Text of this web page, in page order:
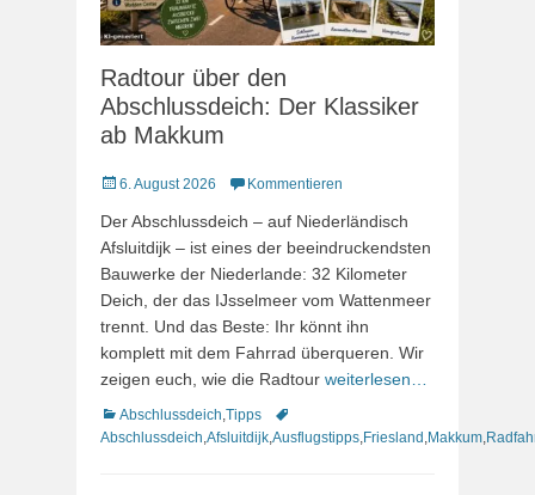
Radtour über den
Abschlussdeich: Der Klassiker
ab Makkum
Veröffentlicht
6. August 2026 Kommentieren
Der Abschlussdeich – auf Niederländisch
Afsluitdijk – ist eines der beeindruckendsten
Bauwerke der Niederlande: 32 Kilometer
Deich, der das IJsselmeer vom Wattenmeer
trennt. Und das Beste: Ihr könnt ihn
komplett mit dem Fahrrad überqueren. Wir
zeigen euch, wie die Radtour weiterlesen…
Kategorien
Abschlussdeich,Tipps
Schlagworte
Abschlussdeich,Afsluitdijk,Ausflugstipps,Friesland ,Makkum,